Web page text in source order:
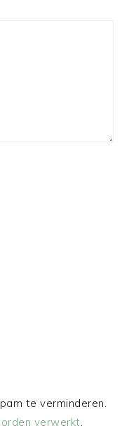
te verminderen.
verwerkt.